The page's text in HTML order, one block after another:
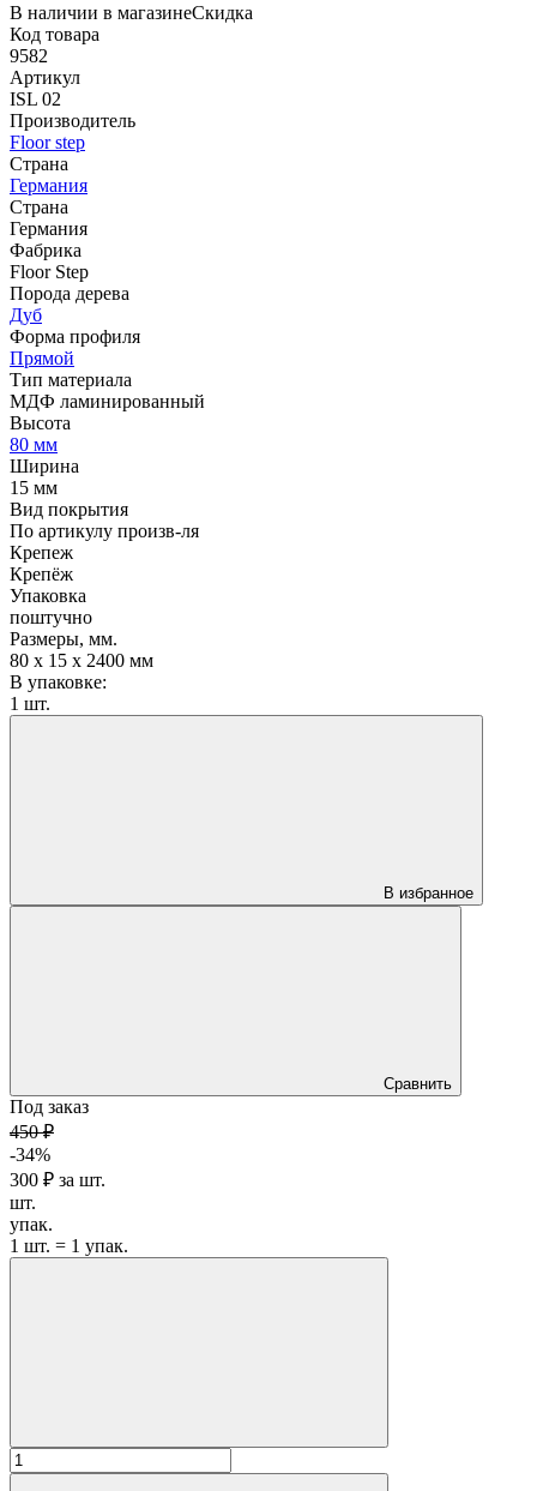
В наличии в магазинеСкидка
Код товара
9582
Артикул
ISL 02
Производитель
Floor step
Страна
Германия
Страна
Германия
Фабрика
Floor Step
Порода дерева
Дуб
Форма профиля
Прямой
Тип материала
МДФ ламинированный
Высота
80 мм
Ширина
15 мм
Вид покрытия
По артикулу произв-ля
Крепеж
Крепёж
Упаковка
поштучно
Размеры, мм.
80 х 15 х 2400 мм
В упаковке:
1 шт.
В избранное
Сравнить
Под заказ
450 ₽
-34%
300 ₽ за шт.
шт.
упак.
1 шт. = 1 упак.